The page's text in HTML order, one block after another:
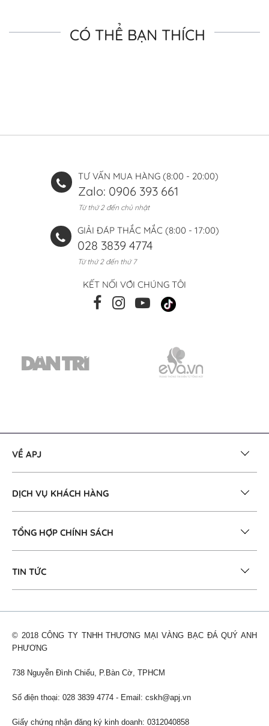
CÓ THỂ BẠN THÍCH
TƯ VẤN MUA HÀNG (8:00 - 20:00)
Zalo: 0906 393 661
Từ thứ 2 đến chủ nhật
GIẢI ĐÁP THẮC MẮC (8:00 - 17:00)
028 3839 4774
Từ thứ 2 đến thứ 7
KẾT NỐI VỚI CHÚNG TÔI
VỀ APJ
DỊCH VỤ KHÁCH HÀNG
TỔNG HỢP CHÍNH SÁCH
TIN TỨC
© 2018 CÔNG TY TNHH THƯƠNG MẠI VÀNG BẠC ĐÁ QUÝ ANH
PHƯƠNG
738 Nguyễn Đình Chiểu, P.Bàn Cờ, TPHCM
Số điện thoại: 028 3839 4774 - Email: cskh@apj.vn
Giấy chứng nhận đăng ký kinh doanh: 0312040858